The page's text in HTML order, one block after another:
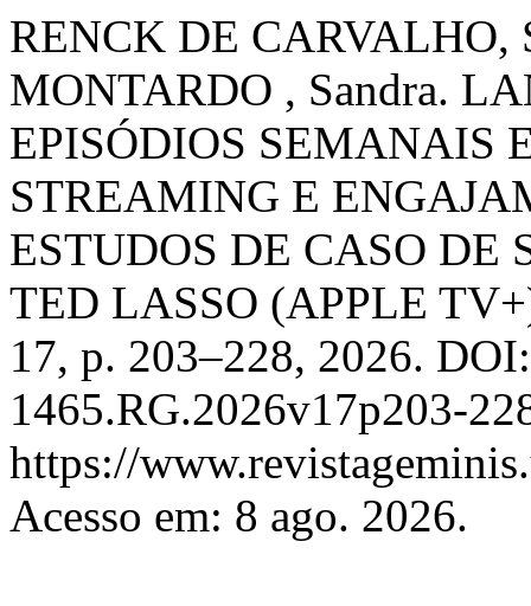
RENCK DE CARVALHO,
MONTARDO , Sandra.
EPISÓDIOS SEMANAIS
STREAMING E
ESTUDOS DE CASO DE
TED LASSO (APPLE
17, p. 203–228, 2026.
1465.RG.2026v17p203-
https://
Acesso em: 8 ago. 2026.